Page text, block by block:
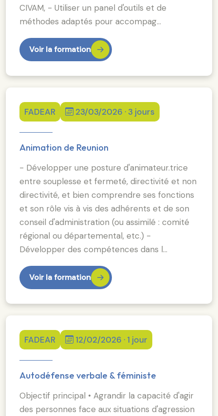
CIVAM, - Utiliser un panel d'outils et de
méthodes adaptés pour accompag…
Voir la formation
FADEAR 23/03/2026 · 3 jours
Animation de Reunion
- Développer une posture d'animateur.trice
entre souplesse et fermeté, directivité et non
directivité, et bien comprendre ses fonctions
et son rôle vis à vis des adhérents et de son
conseil d'administration (ou assimilé : comité
régional ou départemental, etc.) -
Développer des compétences dans l…
Voir la formation
FADEAR 12/02/2026 · 1 jour
Autodéfense verbale & féministe
Objectif principal • Agrandir la capacité d'agir
des personnes face aux situations d'agression